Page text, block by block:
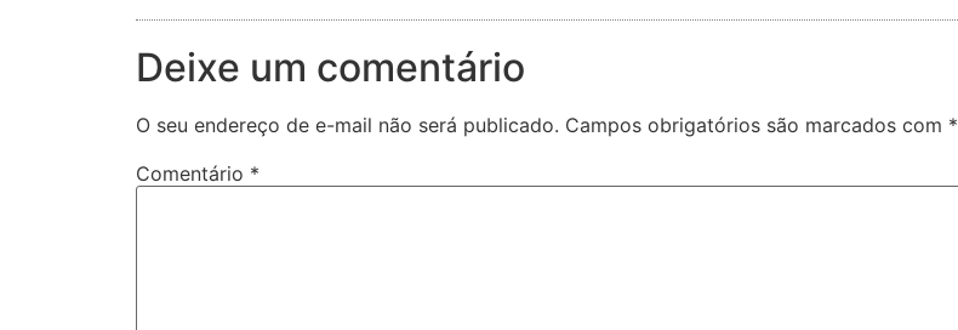
Deixe um comentário
O seu endereço de e-mail não será publicado. Campos obrigatórios são marcados com *
Comentário *